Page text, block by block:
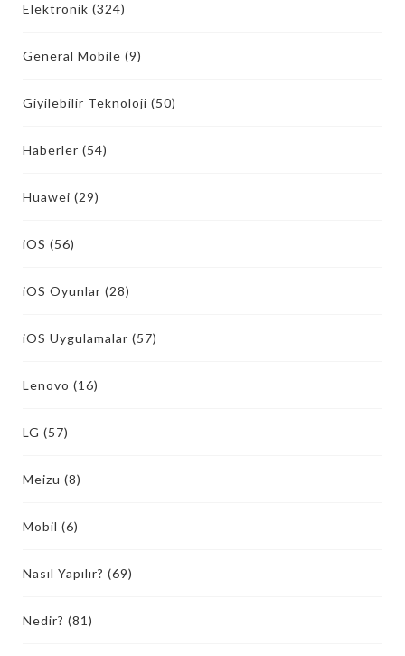
Elektronik (324)
General Mobile (9)
Giyilebilir Teknoloji (50)
Haberler (54)
Huawei (29)
iOS (56)
iOS Oyunlar (28)
iOS Uygulamalar (57)
Lenovo (16)
LG (57)
Meizu (8)
Mobil (6)
Nasıl Yapılır? (69)
Nedir? (81)